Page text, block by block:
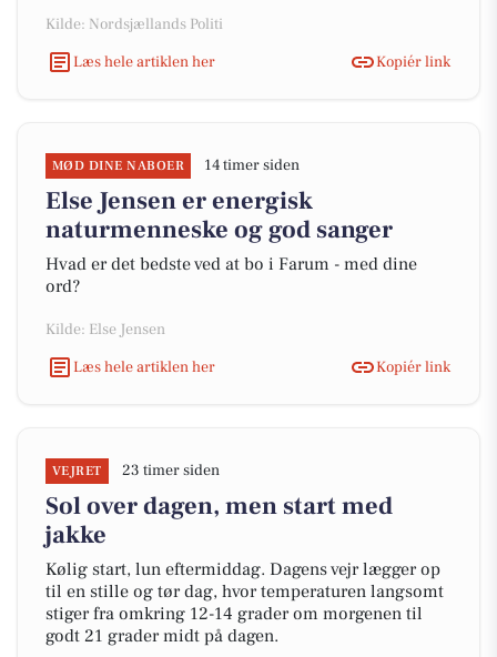
Kilde: Nordsjællands Politi
Læs hele artiklen her
Kopiér link
MØD DINE NABOER 14 timer siden
Else Jensen er energisk
naturmenneske og god sanger
Hvad er det bedste ved at bo i Farum - med dine
ord?
Kilde: Else Jensen
Læs hele artiklen her
Kopiér link
VEJRET 23 timer siden
Sol over dagen, men start med
jakke
Kølig start, lun eftermiddag. Dagens vejr lægger op
til en stille og tør dag, hvor temperaturen langsomt
stiger fra omkring 12-14 grader om morgenen til
godt 21 grader midt på dagen.